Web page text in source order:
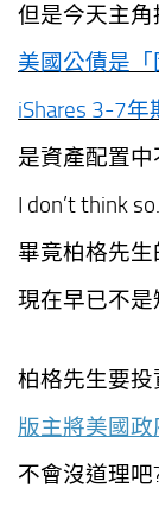
但是今天主
美國公債是
iShares 3-7年
是資產配置
I don’t think so.
畢竟柏格先
現在早已不是
柏格先生要
版主將美國
不會沒道理吧